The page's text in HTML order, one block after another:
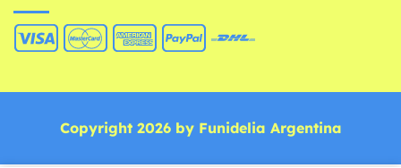
Copyright 2026 by Funidelia Argentina